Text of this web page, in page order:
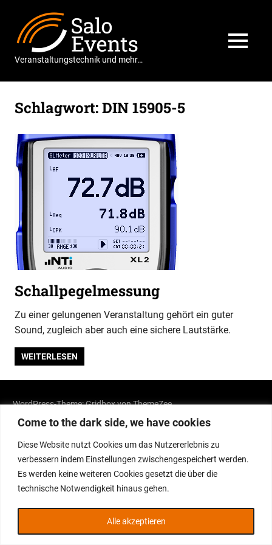
Come to the dark side, we have cookies
Diese Website nutzt Cookies um das Nutzererlebnis zu
verbessern indem Einstellungen zwischengespeichert werden.
Es werden keine weiteren Cookies gesetzt die über die
technische Notwendigkeit hinaus gehen.
Alle akzeptieren
springen
Veranstaltungstechnik und mehr…
MENÜ
Schlagwort:DIN 15905-5
Schallpegelmessung
Zu einer gelungenen Veranstaltung gehört ein guter
Sound, zugleich aber auch eine sichere Lautstärke.
WEITERLESEN
WordPress-Theme: Gridbox von ThemeZee.